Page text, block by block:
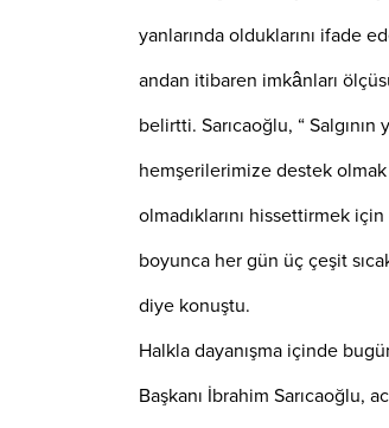
yanlarında olduklarını ifade
andan itibaren imkânları
belirtti. Sarıcaoğlu, “
hemşerilerimize destek
olmadıklarını hissettirmek
boyunca her gün üç çeşit
diye konuştu.
Halkla dayanışma içinde
Başkanı İbrahim Sarıcaoğlu,